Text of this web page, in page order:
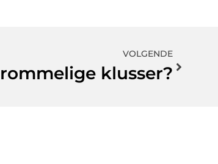
VOLGENDE
klusser?